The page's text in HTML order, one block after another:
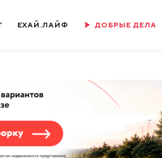
ЕХАЙ.ЛАЙФ ДОБРЫЕ ДЕЛА